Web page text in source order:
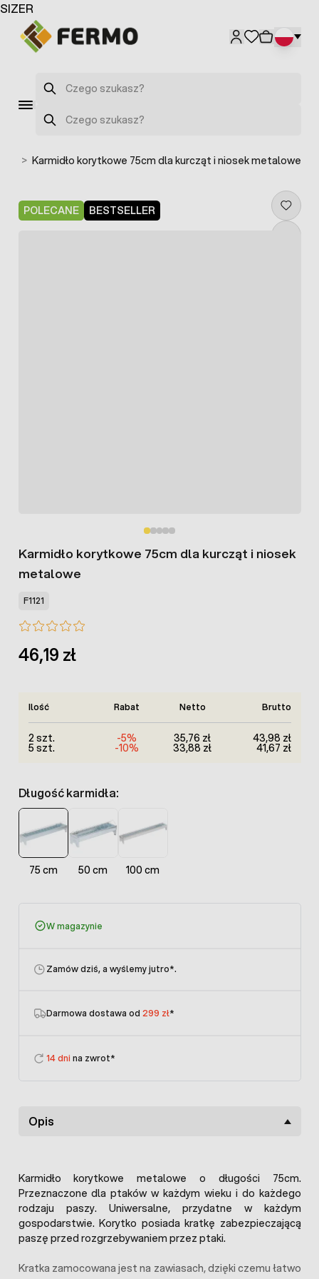
Przejdź do treści
Szukaj
Szukaj
> Karmidło korytkowe 75cm dla kurcząt i niosek metalowe
POLECANE BESTSELLER
Karmidło korytkowe 75cm dla kurcząt i niosek
metalowe
F1121
46,19 zł
Długość karmidła:
75 cm 50 cm 100 cm
Ilość Rabat Netto Brutto
2 szt. -5% 35,76 zł 43,98 zł
5 szt. -10% 33,88 zł 41,67 zł
W magazynie
Zamów dziś, a wyślemy jutro*.
Darmowa dostawa od 299 zł*
14 dni na zwrot*
Opis
Karmidło korytkowe metalowe o długości 75cm.
Przeznaczone dla ptaków w każdym wieku i do każdego
rodzaju paszy. Uniwersalne, przydatne w każdym
gospodarstwie. Korytko posiada kratkę zabezpieczającą
paszę przed rozgrzebywaniem przez ptaki.
Kratka zamocowana jest na zawiasach, dzięki czemu łatwo
SIZER